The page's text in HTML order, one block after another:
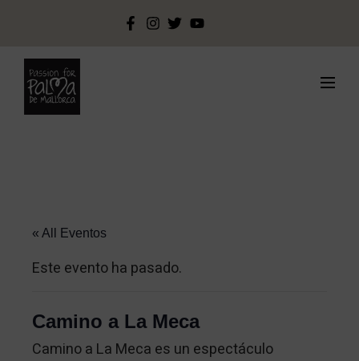
« All Eventos
Este evento ha pasado.
Camino a La Meca
Camino a La Meca es un espectáculo